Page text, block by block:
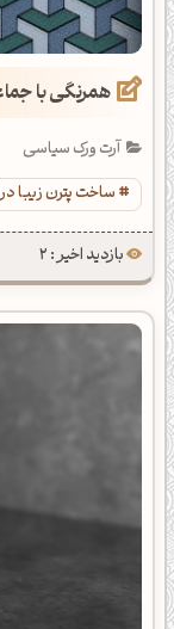
همرنگی با
آرت ورک سیاسی
ساخت پترن زیبا
بازدید اخیر : 2